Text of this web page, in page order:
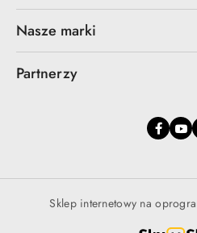
Nasze marki
Partnerzy
Sklep internetowy na